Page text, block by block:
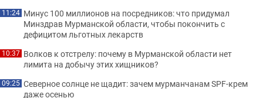
11:24 Минус 100 миллионов на посредников: что придумал
Минздрав Мурманской области, чтобы покончить с
дефицитом льготных лекарств
10:37 Волков к отстрелу: почему в Мурманской области нет
лимита на добычу этих хищников?
09:25 Северное солнце не щадит: зачем мурманчанам SPF-крем
даже осенью